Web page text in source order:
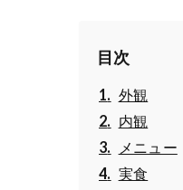
目次
外観
内観
メニュー
実食